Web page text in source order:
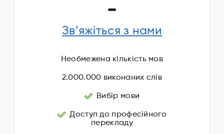
-
Зв’яжіться з нами
Необмежена кількість мов
2.000.000 виконаних слів
Вибір мови
Доступ до професійного
перекладу